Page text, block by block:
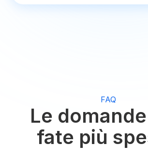
FAQ
Le
fate più